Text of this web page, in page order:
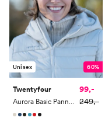
Unisex 60%
Twentyfour
99,-
249,-